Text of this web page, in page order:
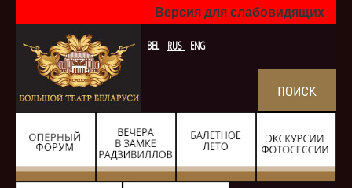
Версия для слабовидящих
BEL RUS ENG